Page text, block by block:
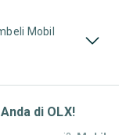
Mobil
di OLX!